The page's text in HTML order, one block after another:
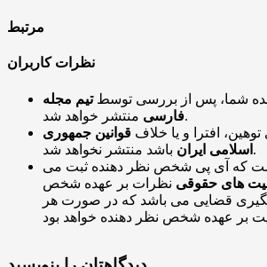
مرتبط
نظرات کاربران
شما، پس از بررسی توسطتیم مجله
فارسیمنتشر خواهد شد.
افترا و یا خلاف قوانین جمهوری
اسلامی ایران باشد منتشر نخواهد شد.
است که آی پی شخص نظر دهنده ثبت می
های حقوقی نظرات بر عهده شخص
قضایی می باشد که در صورت هر